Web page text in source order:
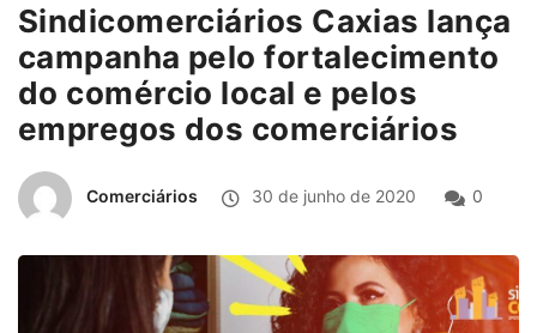
Sindicomerciários Caxias lança
campanha pelo fortalecimento
do comércio local e pelos
empregos dos comerciários
Comerciários 30 de junho de 2020 0